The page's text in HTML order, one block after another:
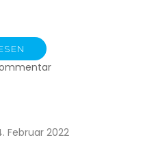
zu
Februar 2022